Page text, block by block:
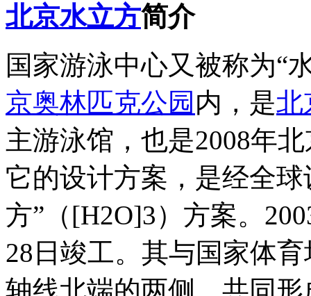
北京水立方简介
国家游泳中心又被称为“
京奥林匹克公园 内，是北
主游泳馆，也是2008年
它的设计方案，是经全
方”（[H2O]3）方案。
28日竣工。其与国家体
轴线北端的两侧，共同